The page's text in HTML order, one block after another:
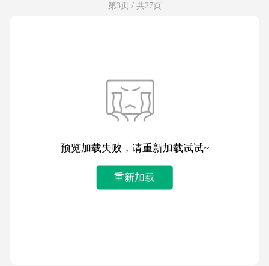
第3页 / 共27页
预览加载失败，请重新加载试试~
重新加载